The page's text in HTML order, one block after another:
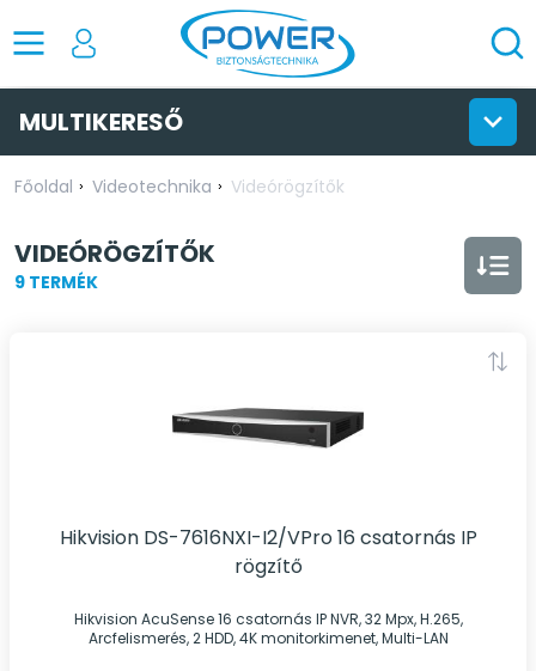
MULTIKERESŐ
Főoldal Videotechnika Videórögzítők
VIDEÓRÖGZÍTŐK
9 TERMÉK
Hikvision DS-7616NXI-I2/VPro 16 csatornás IP
rögzítő
Hikvision AcuSense 16 csatornás IP NVR, 32 Mpx, H.265,
Arcfelismerés, 2 HDD, 4K monitorkimenet, Multi-LAN